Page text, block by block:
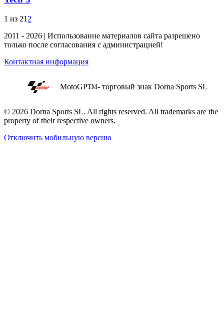
1 из 21 2
2011 - 2026 | Использование материалов сайта разрешено
только после согласования с администрацией!
Контактная информация
MotoGPTM- торговый знак Dorna Sports SL
© 2026 Dorna Sports SL. All rights reserved. All trademarks are the
property of their respective owners.
Отключить мобильную версию